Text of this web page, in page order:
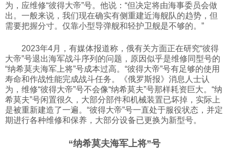
为，应维修“彼得大帝”号。他说：“但决定将由海事委员会做
出。一般来说，我们现在确实有侧重建近海舰队的趋势，但
需要把握分寸。仅靠小型导弹舰和轻护卫舰是不够的。”
2023年4月，有媒体报道称，俄有关方面正在研究“彼得
大帝”号退出海军战斗序列的问题，原因似乎是维修同型号的
“纳希莫夫海军上将”号成本过高。“彼得大帝”号有足够的使用
寿命和作战性能完成战斗任务。《俄罗斯报》消息人士认
为，维修“彼得大帝”号不会像“纳希莫夫”号那样耗资巨大。“纳
希莫夫”号闲置很久，大部分部件和机械装置已坏掉，实际上
是被重新建造了一遍。“彼得大帝”号一直处于服役状态，并定
期进行各种维修和保养，大部分设备已更换为新型号。
“纳希莫夫海军上将”号